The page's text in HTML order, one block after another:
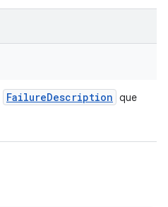
FailureDescription que